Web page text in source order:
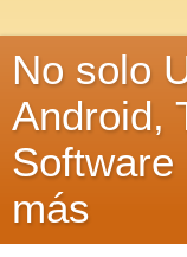
No solo
Android,
más